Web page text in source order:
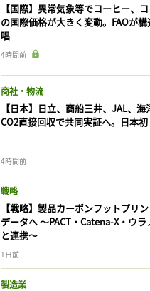
【国際】異常気象等でコーヒー、
の国際価格が大きく変動。FAOが
唱
4時間前
商社・物流
【日本】日立、商船三井、JAL、海
CO2直接回収で共同実証へ。日本初
4時間前
戦略
【戦略】製品カーボンフットプリ
データへ 〜PACT・Catena-X・ウ
と連携〜
1日前
製造業